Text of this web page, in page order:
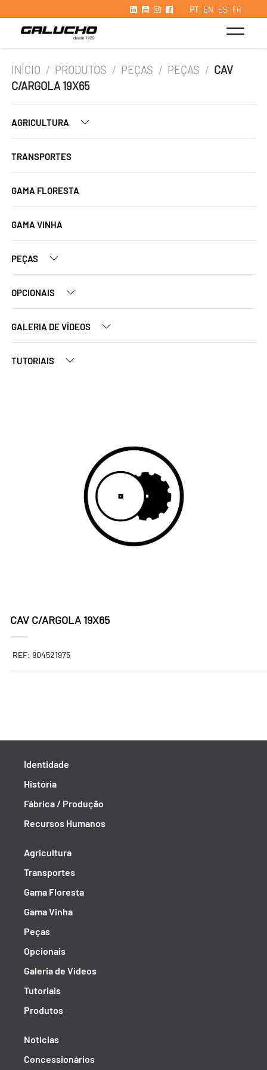
PT EN ES FR
INÍCIO / PRODUTOS / PEÇAS / PEÇAS / CAV
C/ARGOLA 19X65
AGRICULTURA
TRANSPORTES
GAMA FLORESTA
GAMA VINHA
PEÇAS
OPCIONAIS
GALERIA DE VÍDEOS
TUTORIAIS
CAV C/ARGOLA 19X65
REF: 904521975
Identidade
História
Fábrica / Produção
Recursos Humanos
Agricultura
Transportes
Gama Floresta
Gama Vinha
Peças
Opcionais
Galeria de Vídeos
Tutoriais
Produtos
Notícias
Concessionários